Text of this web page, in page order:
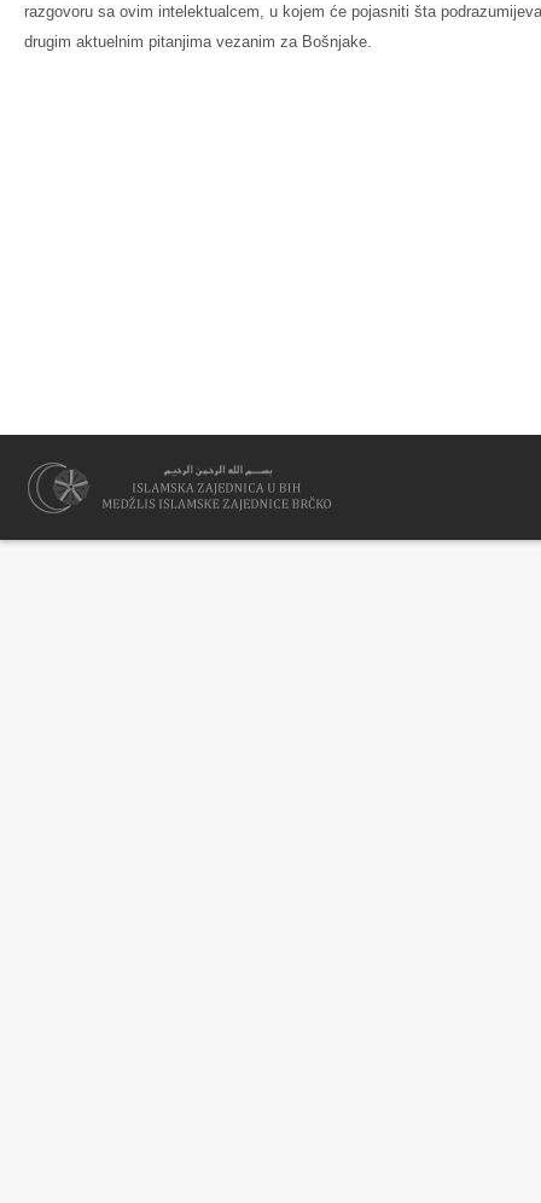
razgovoru sa ovim intelektualcem, u kojem će pojasniti šta
drugim aktuelnim pitanjima vezanim za Bošnjake.